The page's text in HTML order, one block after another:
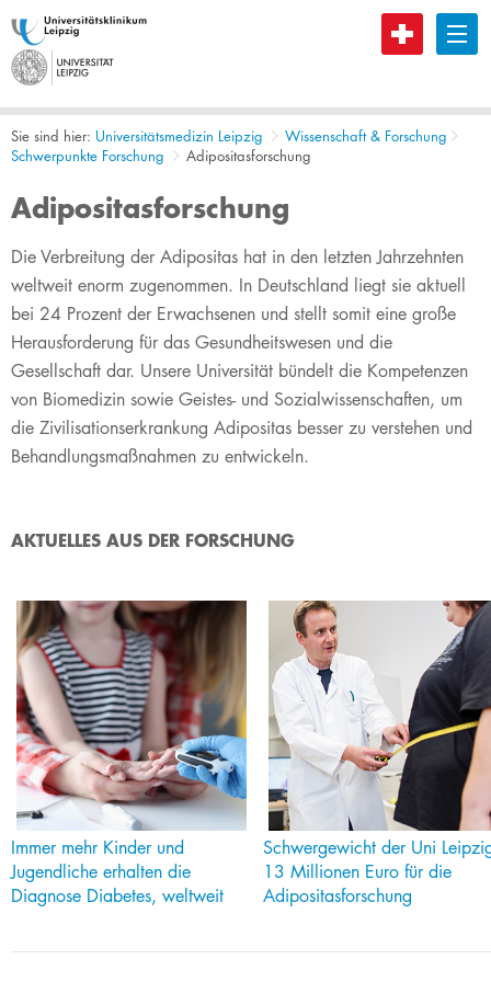
B
Sie sind hier: Universitätsmedizin Leipzig
Wissenschaft & Forschung
Schwerpunkte Forschung
Adipositasforschung
Adipositasforschung
​​​​​​​​​​​​​​​​​​​​​​​​​​​​​​​​​​​​​​​​​​​​​​​​​​​​​​​​​​​​​​​​​​​Die Verbreitung der Adipositas hat in den letzten Jahrzehnten
weltweit enorm zugenommen. In Deutschland liegt sie aktuell
bei 24 Prozent der Erwachsenen und stellt somit eine große
Herausforderung für das Gesundheitswesen und die
Gesellschaft dar. Unsere Universität bündelt die Kompetenzen
von Biomedizin sowie Geistes- und Sozialwissenschaften, um
die Zivilisationserkrankung Adipositas besser zu verstehen und
Behandlungsmaßnahmen zu entwickeln.
AKTUELLES AUS DER FORSCHUNG​
​Immer mehr Kinder und
Jugendliche erhalten die
Diagnose Diabetes, weltweit
Schwergewicht der Uni
13 Millionen Euro für die
Adipositasforschung​